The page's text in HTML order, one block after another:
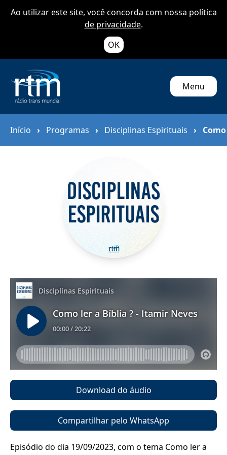
Ao utilizar este site, você concorda com nossa política
de privacidade.
OK
Menu
Início › Programas › Disciplinas Espirituais ›
Download do áudio
Compartilhar pelo WhatsApp
Episódio do dia 19/09/2023, com o tema Como ler a